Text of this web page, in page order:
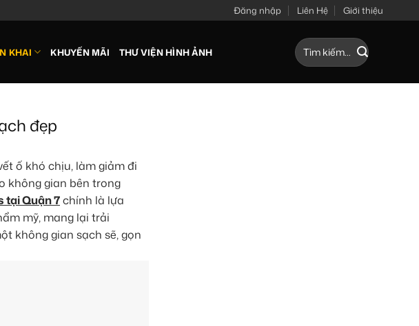
Đăng nhập Liên Hệ Giới thiệu
KHAI KHUYẾN MÃI THƯ VIỆN HÌNH ẢNH
Tìm
kiếm:
đẹp
ố khó chịu, làm giảm đi
không gian bên trong
tại Quận 7chính là lựa
mỹ, mang lại trải
không gian sạch sẽ, gọn